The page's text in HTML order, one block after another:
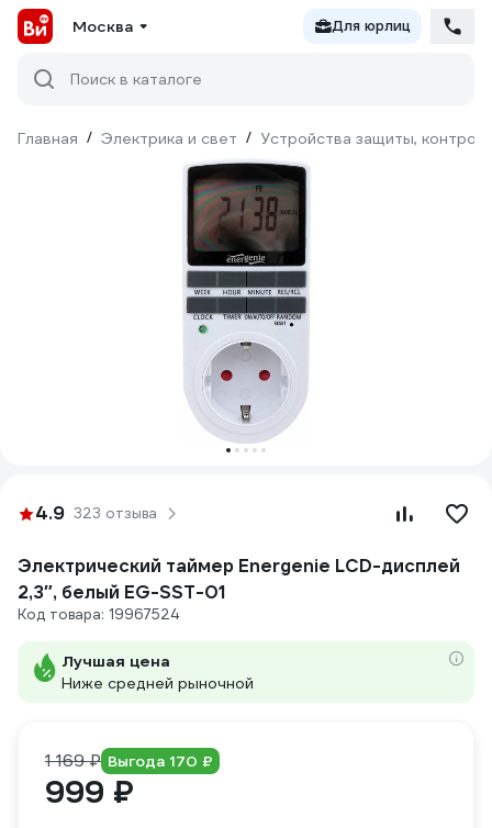
Москва Для юрлиц
Поиск в каталоге
Главная / Электрика и свет / Устройства защиты,
4.9 323 отзыва
Электрический таймер Energenie LCD-дисплей
2,3″, белый EG-SST-01
Код товара: 19967524
Лучшая цена
Ниже средней рыночной
1 169 ₽ Выгода 170 ₽
999 ₽